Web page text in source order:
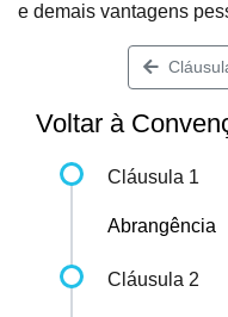
e demais vantagens
Voltar à
Cláusula 1
Abrangência
Cláusula 2